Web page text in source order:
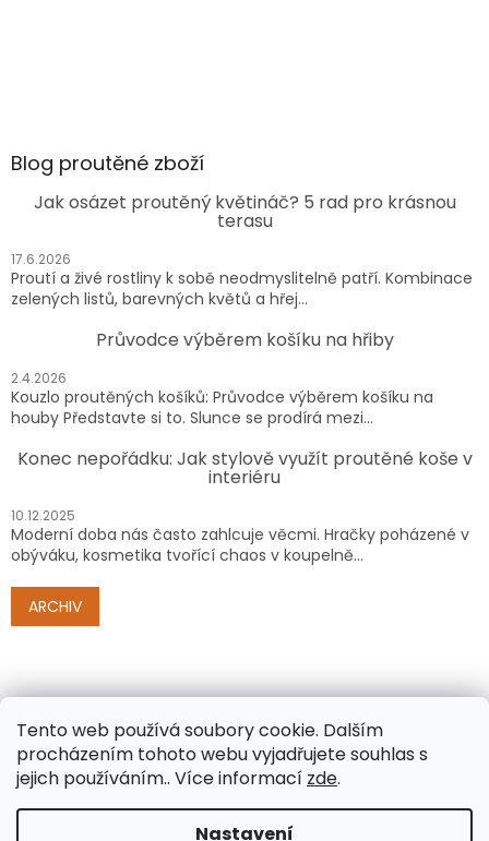
Tento web používá soubory cookie. Dalším
procházením tohoto webu vyjadřujete souhlas s
jejich používáním.. Více informací zde.
Nastavení
Blog proutěné zboží
Jak osázet proutěný květináč? 5 rad pro krásnou
terasu
17.6.2026
Proutí a živé rostliny k sobě neodmyslitelně patří. Kombinace
zelených listů, barevných květů a hřej...
Průvodce výběrem košíku na hřiby
2.4.2026
Kouzlo proutěných košíků: Průvodce výběrem košíku na
houby Představte si to. Slunce se prodírá mezi...
Konec nepořádku: Jak stylově využít proutěné koše v
interiéru
10.12.2025
Moderní doba nás často zahlcuje věcmi. Hračky poházené v
obýváku, kosmetika tvořící chaos v koupelně...
ARCHIV
Vytvořil Shoptet